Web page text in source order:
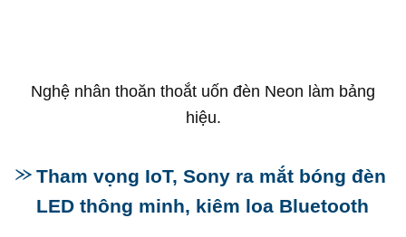
Nghệ nhân thoăn thoắt uốn đèn Neon làm bảng
hiệu.
Tham vọng IoT, Sony ra mắt bóng đèn
LED thông minh, kiêm loa Bluetooth